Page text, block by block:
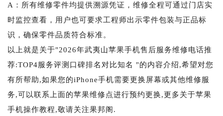
A：所有维修零件均提供溯源凭证，维修全程可通过门店实
时监控查看，用户也可要求工程师出示零件包装与正品标
识，确保零件品质符合标准。
以上就是关于"2026年武夷山苹果手机售后服务维修电话推
荐:TOP4服务评测口碑排名对比知名 "的内容介绍,希望对您
有所帮助,如果您的iPhone手机需要更换屏幕或其他维修服
务,可以联系上面的苹果维修点进行预约更换,更多关于苹果
手机操作教程,敬请关注果邦阁.